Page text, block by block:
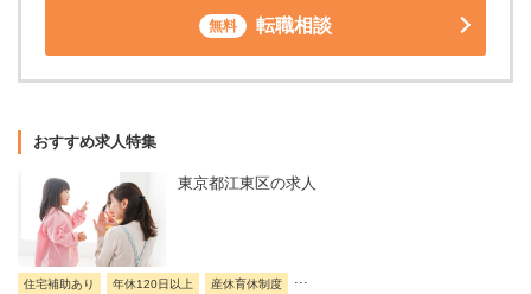
無料 転職相談
おすすめ求人特集
東京都江東区の求人
住宅補助あり 年休120日以上 産休育休制度